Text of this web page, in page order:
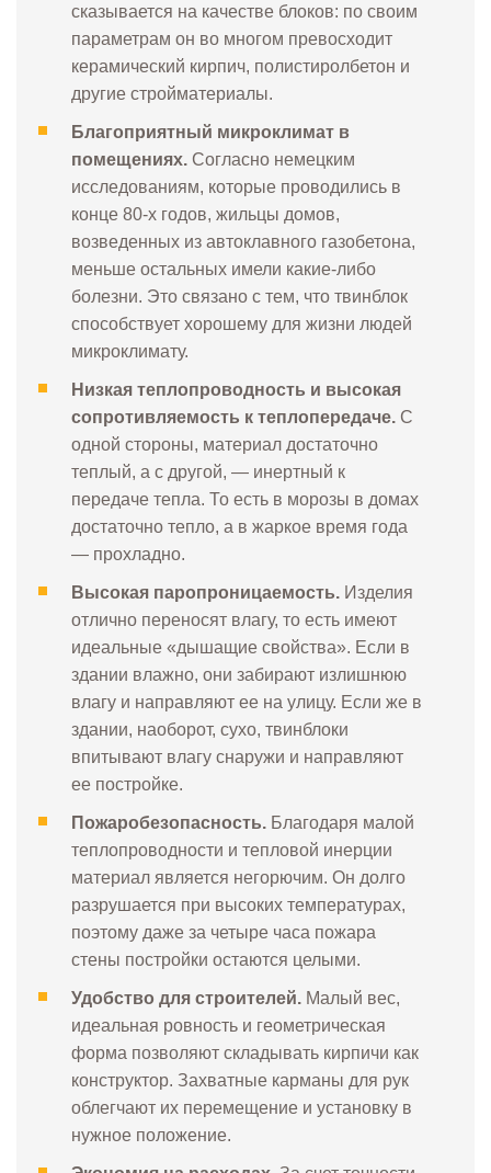
сказывается на качестве блоков: по своим
параметрам он во многом превосходит
керамический кирпич, полистиролбетон и
другие стройматериалы.
Благоприятный микроклимат в
помещениях. Согласно немецким
исследованиям, которые проводились в
конце 80-х годов, жильцы домов,
возведенных из автоклавного газобетона,
меньше остальных имели какие-либо
болезни. Это связано с тем, что твинблок
способствует хорошему для жизни людей
микроклимату.
Н изкая теплопроводность и высокая
сопротивляемость к теплопередаче. С
одной стороны, материал достаточно
теплый, а с другой, — инертный к
передаче тепла. То есть в морозы в домах
достаточно тепло, а в жаркое время года
— прохладно.
Высокая паропроницаемость. Изделия
отлично переносят влагу, то есть имеют
идеальные «дышащие свойства». Если в
здании влажно, они забирают излишнюю
влагу и направляют ее на улицу. Если же в
здании, наоборот, сухо, твинблоки
впитывают влагу снаружи и направляют
ее постройке.
Пожаробезопасность. Благодаря малой
теплопроводности и тепловой инерции
материал является негорючим. Он долго
разрушается при высоких температурах,
поэтому даже за четыре часа пожара
стены постройки остаются целыми.
Удобство для строителей. Малый вес,
идеальная ровность и геометрическая
форма позволяют складывать кирпичи как
конструктор. Захватные карманы для рук
облегчают их перемещение и установку в
нужное положение.